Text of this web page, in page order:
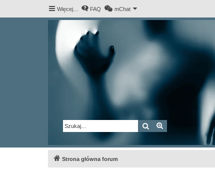
Więcej… FAQ mChat
Szukaj Wyszukiwanie
Strona główna forum